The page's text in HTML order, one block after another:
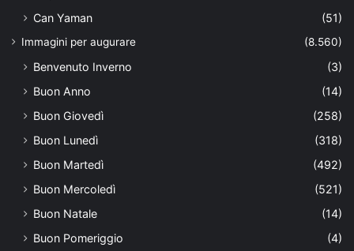
Can Yaman (51)
Immagini per augurare (8.560)
Benvenuto Inverno
(3)
Buon Anno
(14)
Buon Giovedì
(258)
Buon Lunedì
(318)
Buon Martedì
(492)
Buon Mercoledì
(521)
Buon Natale
(14)
Buon Pomeriggio
(4)